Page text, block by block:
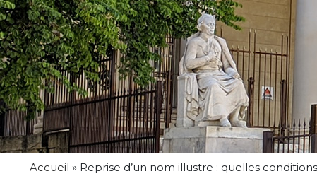
Accueil » Reprise d’un nom illustre : quelles